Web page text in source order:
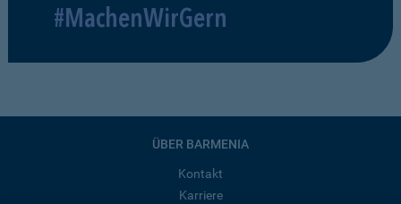
#MachenWirGern
ÜBER BARMENIA
Kontakt
Karriere